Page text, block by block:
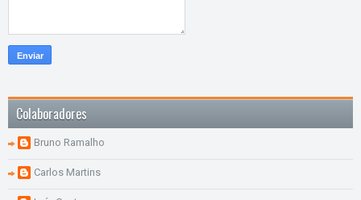
Colaboradores
Bruno Ramalho
Carlos Martins